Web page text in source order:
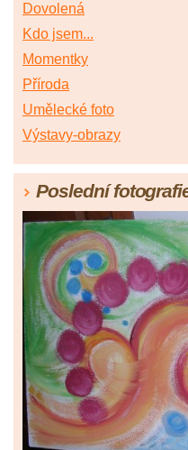
Dovolená
Kdo jsem...
Momentky
Příroda
Umělecké foto
Výstavy-obrazy
Poslední